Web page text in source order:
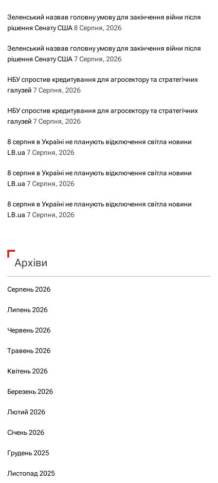
Зеленський назвав головну умову для закінчення війни після
рішення Сенату США8 Серпня, 2026
Зеленський назвав головну умову для закінчення війни після
рішення Сенату США7 Серпня, 2026
НБУ спростив кредитування для агросектору та стратегічних
галузей 7 Серпня, 2026
НБУ спростив кредитування для агросектору та стратегічних
галузей 7 Серпня, 2026
8 серпня в Україні не планують відключення світла новини
LB.ua 7 Серпня, 2026
8 серпня в Україні не планують відключення світла новини
LB.ua 7 Серпня, 2026
8 серпня в Україні не планують відключення світла новини
LB.ua 7 Серпня, 2026
Архіви
Серпень 2026
Липень 2026
Червень 2026
Травень 2026
Квітень 2026
Березень 2026
Лютий 2026
Січень 2026
Грудень 2025
Листопад 2025